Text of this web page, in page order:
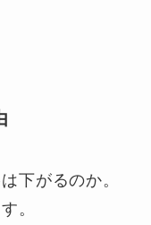
下がるのか。
。